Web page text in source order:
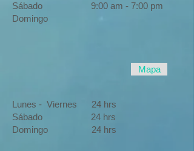
Sábado 9:00 am - 7:00 pm
Domingo
Mapa
Lunes - Viernes 24 hrs
Sábado 24 hrs
Domingo 24 hrs